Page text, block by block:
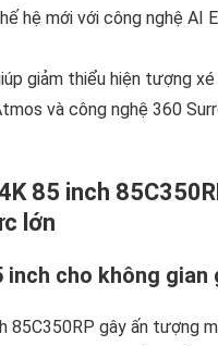
hệ mới với công nghệ AI
giảm thiểu hiện tượng
và công nghệ 360
85 inch
lớn
inch cho không
85C350RP gây ấn tượng